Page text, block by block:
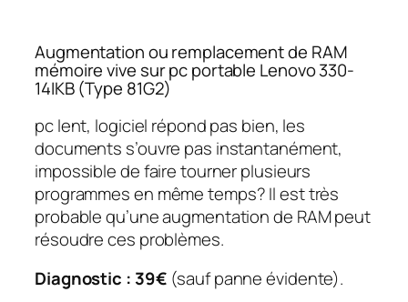
Augmentation ou remplacement de RAM
mémoire vive sur pc portable Lenovo 330-
14IKB (Type 81G2)
pc lent, logiciel répond pas bien, les
documents s’ouvre pas instantanément,
impossible de faire tourner plusieurs
programmes en même temps? Il est très
probable qu’une augmentation de RAM peut
résoudre ces problèmes.
Diagnostic : 39€ (sauf panne évidente).